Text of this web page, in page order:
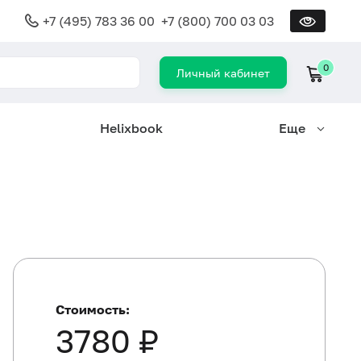
+7 (495) 783 36 00 +7 (800) 700 03 03
Личный кабинет 0
Helixbook Еще
Стоимость:
3780 ₽